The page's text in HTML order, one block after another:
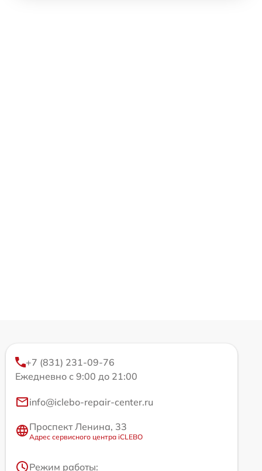
+7 (831) 231-09-76
Ежедневно с 9:00 до 21:00
info@iclebo-repair-center.ru
Проспект Ленина, 33
Адрес сервисного центра iCLEBO
Режим работы: